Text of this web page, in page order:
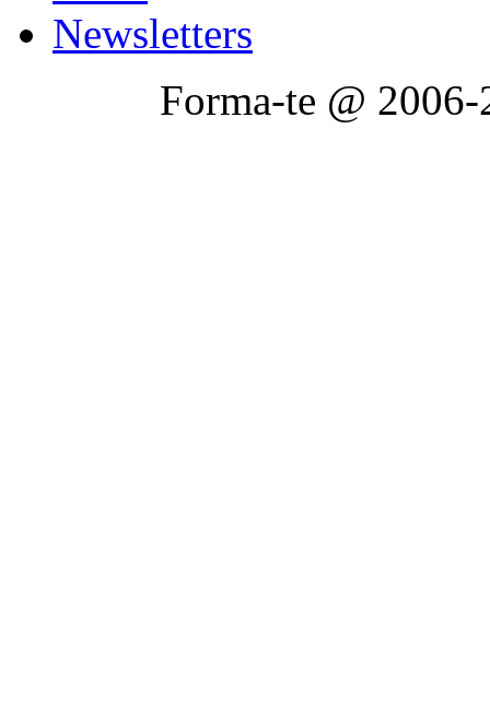
Newsletters
Forma-te @